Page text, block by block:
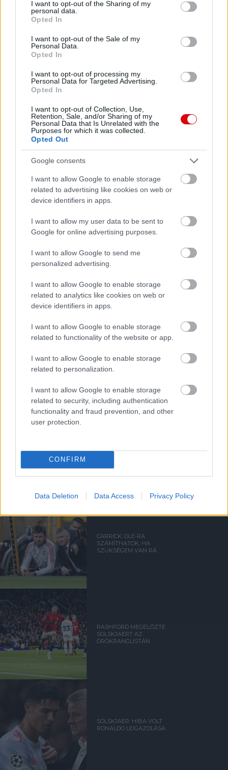
not limited to your visit or usage behaviour. You may click to
grant or deny consent to Google and its third-party tags to
use your data for below specified purposes in below Google
consent section.
I want to opt-out of the Sharing of my
personal data.
Opted In
I want to opt-out of the Sale of my
Personal Data.
Opted In
I want to opt-out of processing my
Personal Data for Targeted Advertising.
Opted In
I want to opt-out of Collection, Use,
Retention, Sale, and/or Sharing of my
Personal Data that Is Unrelated with the
Purposes for which it was collected.
Opted Out
Google consents
I want to allow Google to enable storage
related to advertising like cookies on web or
device identifiers in apps.
I want to allow my user data to be sent to
Google for online advertising purposes.
I want to allow Google to send me
personalized advertising.
I want to allow Google to enable storage
related to analytics like cookies on web or
device identifiers in apps.
I want to allow Google to enable storage
related to functionality of the website or app.
I want to allow Google to enable storage
related to personalization.
I want to allow Google to enable storage
related to security, including authentication
functionality and fraud prevention, and other
user protection.
CONFIRM
Data Deletion Data Access Privacy Policy
Meccs Center
Paris Saint-Germain
Manchester United
Felkészülési szezon 4. mérkőzés
2026-08-08 17:00
1 nap 22 óra 45 perc 47 másodperc
Leeds UnitedvsManchester United
AC MilanvsManchester United2026-08-15 18:00
ELŐZŐ MÉRKŐZÉSEK
a ManUtdFanatics.hu működését!
Kapcsolódó hírek
OLE GUNNAR SOLSKJAER
SOLSKJAER VOLT AZ EGYIK
CARRICK: OLE-RA
SZÁMÍTHATOK, HA
SZÜKSÉGEM VAN RÁ
RASHFORD MEGELŐZTE
SOLSKJAERT AZ
ÖRÖKRANGLISTÁN
SOLSKJAER: HIBA VOLT
RONALDO LEIGAZOLÁSA